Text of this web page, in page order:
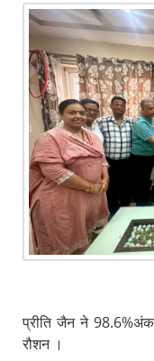
प्रीति जैन ने
रौशन ।